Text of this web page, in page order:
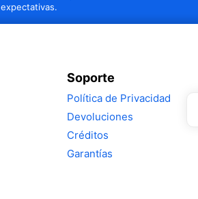
expectativas.
Soporte
Política de Privacidad
Devoluciones
Créditos
Garantías